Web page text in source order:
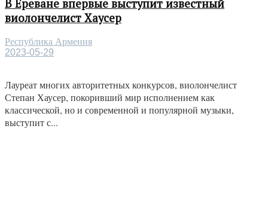
В Ереване впервые выступит известный
виолончелист Хаусер
Республика Армения
2023-05-29
Лауреат многих авторитетных конкурсов, виолончелист
Степан Хаусер, покоривший мир исполнением как
классической, но и современной и популярной музыки,
выступит с...